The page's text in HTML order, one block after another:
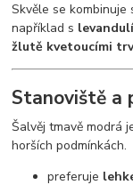
Skvěle se
například s
žlutě kvetoucími
Stanoviště a
Šalvěj tmavě modrá
horších podmínkách.
preferuje